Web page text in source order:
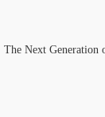
The Next Generation